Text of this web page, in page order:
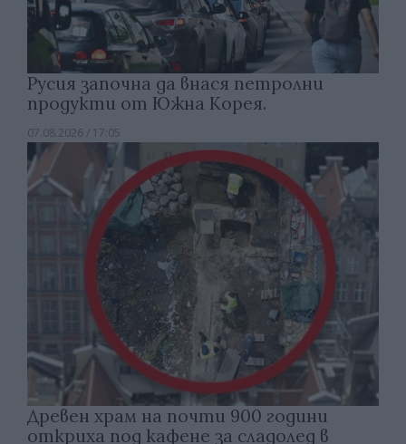
Русия започна да внася петролни
продукти от Южна Корея.
07.08.2026 / 17:05
Древен храм на почти 900 години
откриха под кафене за сладолед в